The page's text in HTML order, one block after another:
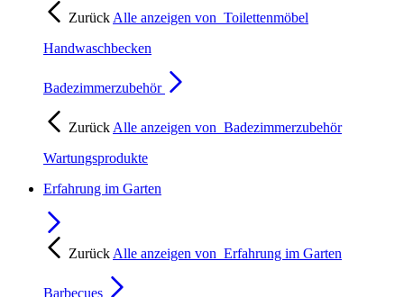
Zurück Alle anzeigen von Toilettenmöbel
Handwaschbecken
Badezimmerzubehör
Zurück Alle anzeigen von Badezimmerzubehör
Wartungsprodukte
Erfahrung im Garten
Zurück Alle anzeigen von Erfahrung im Garten
Barbecues